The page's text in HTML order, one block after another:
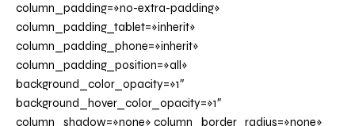
column_padding=»no-extra-padding»
column_padding_tablet=»inherit»
column_padding_phone=»inherit»
column_padding_position=»all»
background_color_opacity=»1″
background_hover_color_opacity=»1″
column_shadow=»none» column_border_radius=»none»